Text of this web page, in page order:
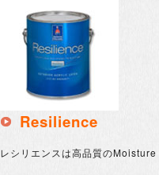
Resilience
レシリエンスは高品質の